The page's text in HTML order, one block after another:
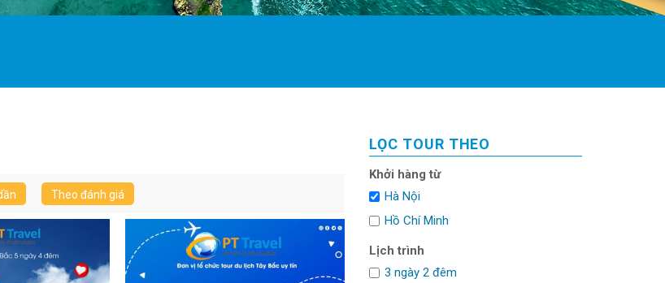
Theo đánh giá
LỌC TOUR THEO
Khởi hàng từ
Hà Nội
Hồ Chí Minh
Lịch trình
3 ngày 2 đêm